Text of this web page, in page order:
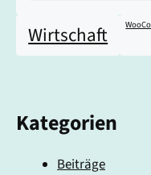
Wirtschaft
Kategorien
Beiträge